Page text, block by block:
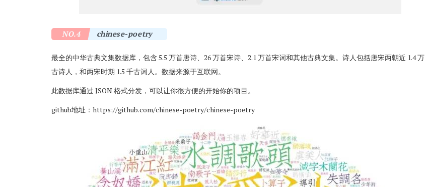
NO.4 chinese-poetry
最全的中华古典文集数据库，包含 5.5 万首唐诗、26 万首宋诗、2.1 万首宋词和其他古典文集。诗人包括唐宋两朝近 1.4 万
古诗人，和两宋时期 1.5 千古词人。数据来源于互联网。
此数据库通过 JSON 格式分发，可以让你很方便的开始你的项目。
github地址： https://github.com/chinese-poetry/chinese-poetry